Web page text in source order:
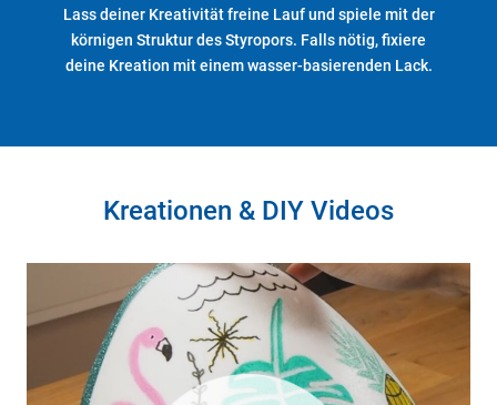
Lass deiner Kreativität freine Lauf und spiele mit der
körnigen Struktur des Styropors. Falls nötig, fixiere
deine Kreation mit einem wasser-basierenden Lack.
Kreationen & DIY Videos